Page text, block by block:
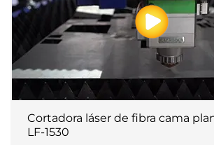
Cortadora láser de fibra cama
LF-1530